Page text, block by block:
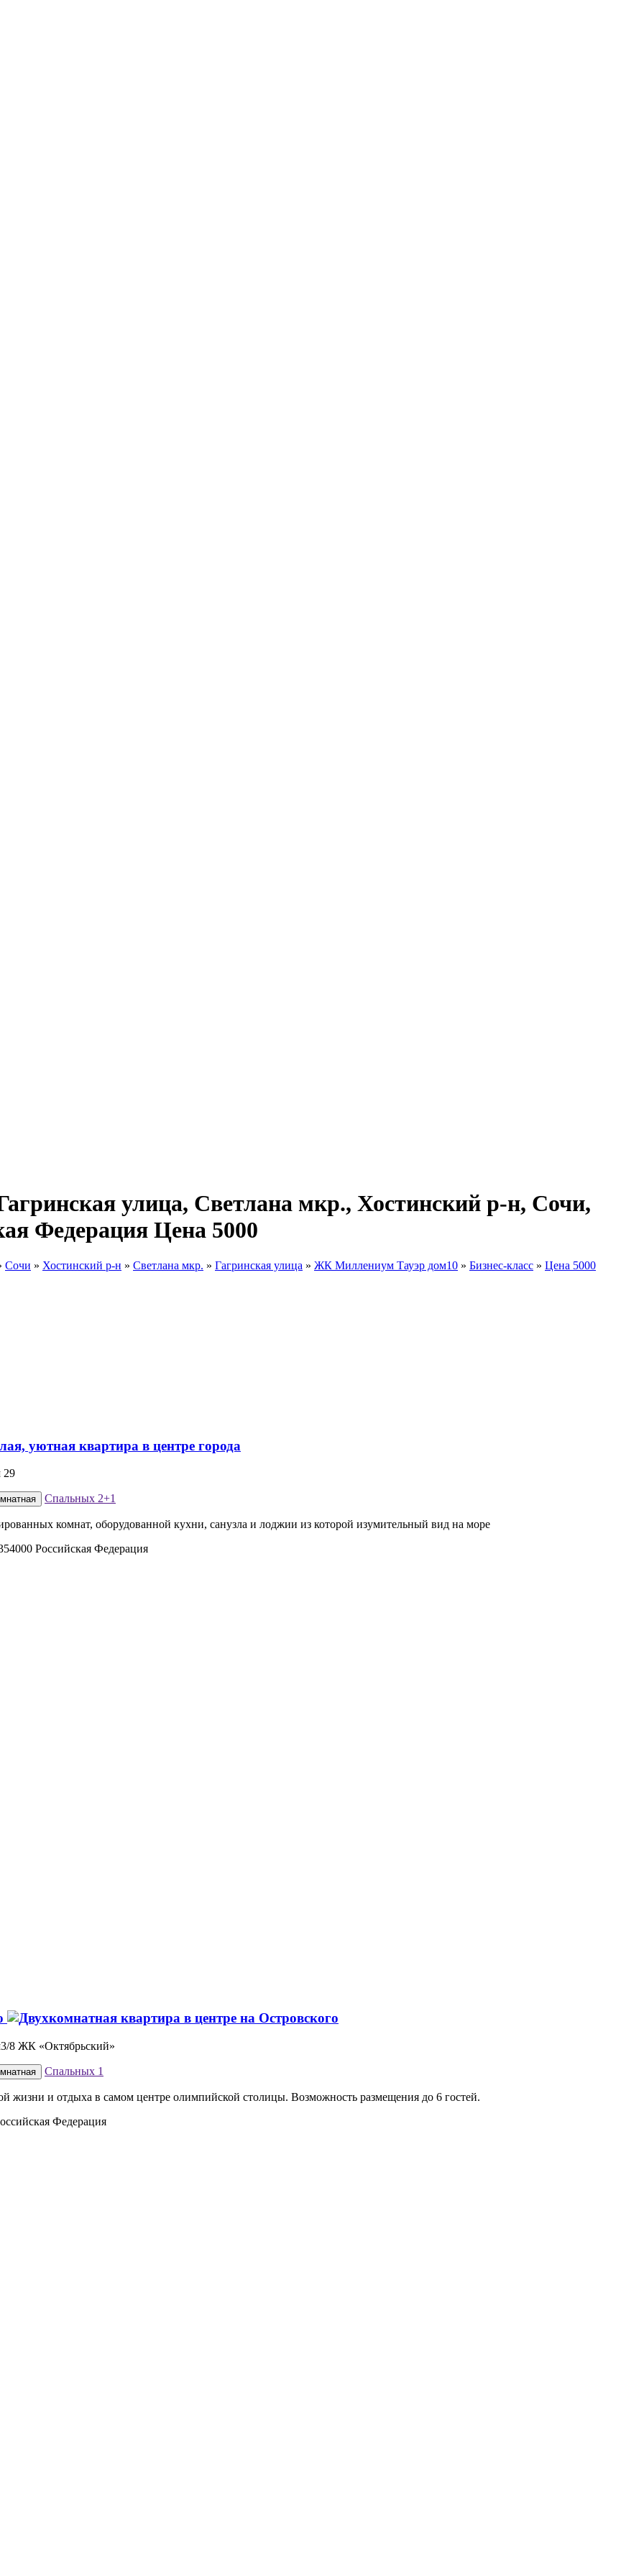
улица, Светлана мкр., Хостинский р-н, Сочи,
Федерация Цена 5000
Сочи » Хостинский р-н » Светлана мкр. » Гагринская улица » ЖК Миллениум Тауэр дом10 » Бизнес-класс » Цена 5000
29
Спальных 2+1
комнат, оборудованной кухни, санузла и лоджии из которой изумительный вид на море
Российская Федерация
8 ЖК «Октябрьский»
Спальных 1
жизни и отдыха в самом центре олимпийской столицы. Возможность размещения до 6 гостей.
Федерация